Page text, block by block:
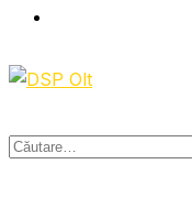
Caută
după: